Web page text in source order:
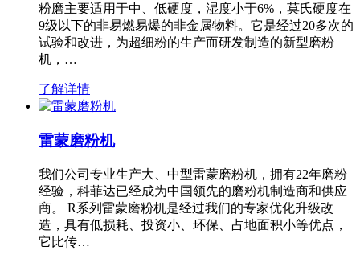
粉磨主要适用于中、低硬度，湿度小于6%，莫氏硬度在
9级以下的非易燃易爆的非金属物料。它是经过20多次的
试验和改进，为超细粉的生产而研发制造的新型磨粉
机，…
了解详情
雷蒙磨粉机
我们公司专业生产大、中型雷蒙磨粉机，拥有22年磨粉
经验，科菲达已经成为中国领先的磨粉机制造商和供应
商。 R系列雷蒙磨粉机是经过我们的专家优化升级改
造，具有低损耗、投资小、环保、占地面积小等优点，
它比传…